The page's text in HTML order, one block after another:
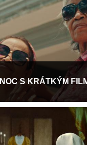
S KRÁTKÝM
a okamžik, kdy se
krátkých...